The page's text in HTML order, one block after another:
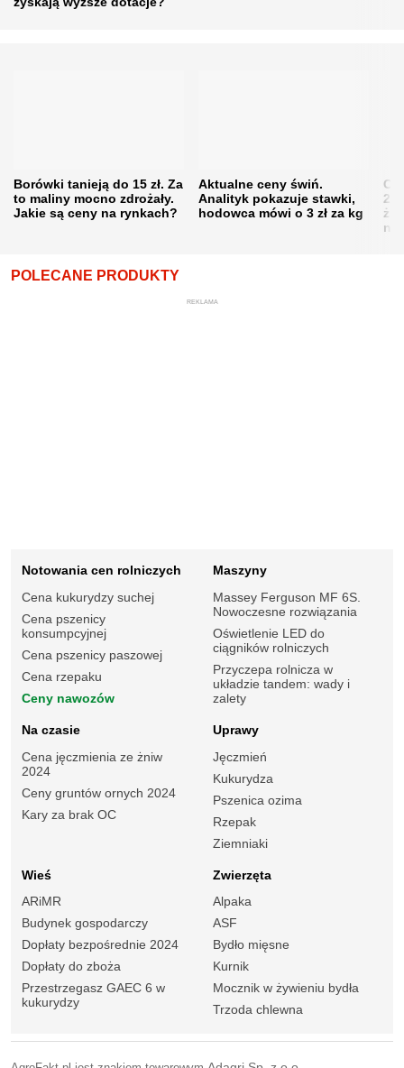
Borówki tanieją do 15 zł. Za
to maliny mocno zdrożały.
Jakie są ceny na rynkach?
Aktualne ceny świń.
Analityk pokazuje stawki,
hodowca mówi o 3 zł za kg
POLECANE PRODUKTY
REKLAMA
Notowania cen rolniczych
Cena kukurydzy suchej
Cena pszenicy
konsumpcyjnej
Cena pszenicy paszowej
Cena rzepaku
Ceny nawozów
Maszyny
Massey Ferguson MF 6S.
Nowoczesne rozwiązania
Oświetlenie LED do
ciągników rolniczych
Przyczepa rolnicza w
układzie tandem: wady i
zalety
Na czasie
Cena jęczmienia ze żniw
2024
Ceny gruntów ornych 2024
Kary za brak OC
Uprawy
Jęczmień
Kukurydza
Pszenica ozima
Rzepak
Ziemniaki
Wieś
ARiMR
Budynek gospodarczy
Dopłaty bezpośrednie 2024
Dopłaty do zboża
Przestrzegasz GAEC 6 w
kukurydzy
Zwierzęta
Alpaka
ASF
Bydło mięsne
Kurnik
Mocznik w żywieniu bydła
Trzoda chlewna